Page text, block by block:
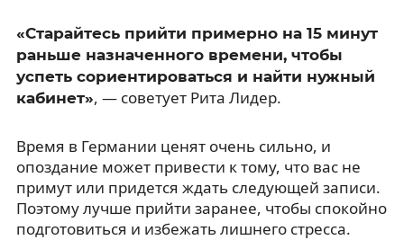
«Старайтесь прийти примерно на 15 минут
раньше назначенного времени, чтобы
успеть сориентироваться и найти нужный
кабинет», — советует Рита Лидер.
Время в Германии ценят очень сильно, и
опоздание может привести к тому, что вас не
примут или придется ждать следующей записи.
Поэтому лучше прийти заранее, чтобы спокойно
подготовиться и избежать лишнего стресса.